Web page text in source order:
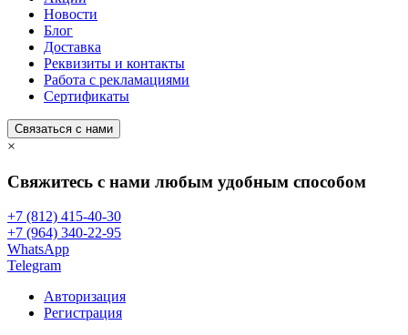
Новости
Блог
Доставка
Реквизиты и контакты
Работа с рекламациями
Сертификаты
Связаться с нами
×
Свяжитесь с нами любым удобным способом
+7 (812) 415-40-30
+7 (964) 340-22-95
WhatsApp
Telegram
Авторизация
Регистрация